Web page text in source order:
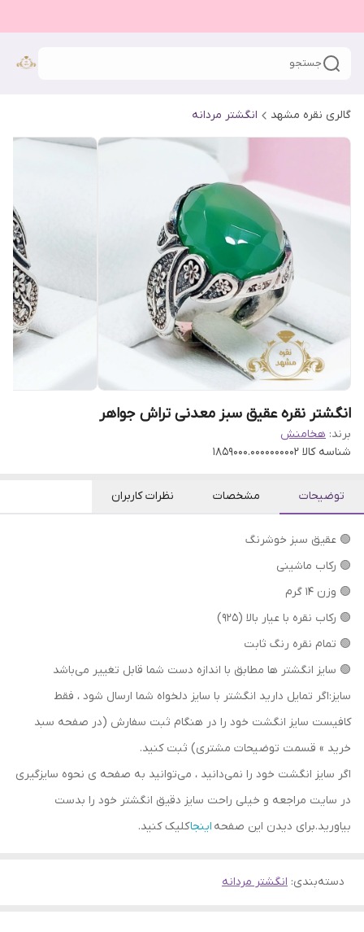
جستجو
گالری نقره مشهد انگشتر مردانه
انگشتر نقره عقیق سبز معدنی تراش جواهر
برند: هخامنش
شناسه کالا 1859000.0000000002
توضیحات مشخصات نظرات کاربران
🟢 عقیق سبز خوشرنگ
🟢 رکاب ماشینی
🟢 وزن 14 گرم
🟢 رکاب نقره با عیار بالا (۹۲۵)
🟢 تمام نقره رنگ ثابت
🟢 سایز انگشتر ها مطابق با اندازه دست شما قابل تغییر می‌باشد
سایز:اگر تمایل دارید انگشتر با سایز دلخواه شما ارسال شود ، فقط
کافیست سایز انگشت خود را در هنگام ثبت سفارش (در صفحه سبد
خرید » قسمت توضیحات مشتری) ثبت کنید.
اگر سایز انگشت خود را نمی‌دانید ، می‌توانید به صفحه ی نحوه سایزگیری
در سایت مراجعه و خیلی راحت سایز دقیق انگشتر خود را بدست
بیاورید.برای دیدن این صفحه اینجاکلیک کنید.
دسته‌بندی: انگشتر مردانه